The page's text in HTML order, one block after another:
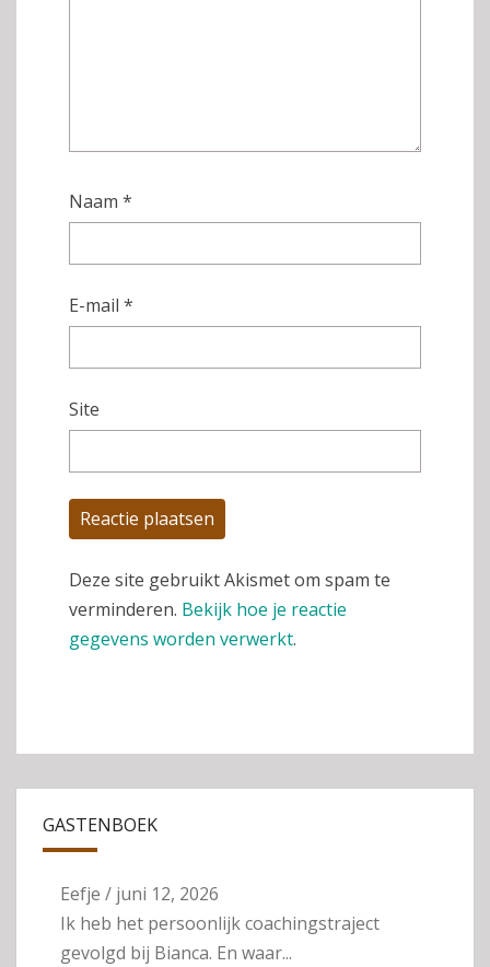
Naam *
E-mail *
Site
Deze site gebruikt Akismet om spam te
verminderen. Bekijk hoe je reactie
gegevens worden verwerkt.
GASTENBOEK
Eefje / juni 12, 2026
Ik heb het persoonlijk coachingstraject
gevolgd bij Bianca. En waar...